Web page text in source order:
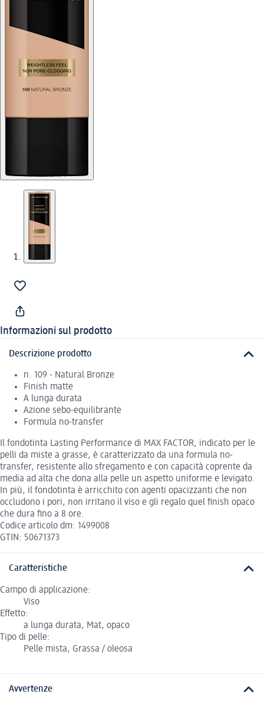
Informazioni sul prodotto
Descrizione prodotto
n. 109 - Natural Bronze
Finish matte
A lunga durata
Azione sebo-equilibrante
Formula no-transfer
Il fondotinta Lasting Performance di MAX FACTOR, indicato per le
pelli da miste a grasse, è caratterizzato da una formula no-
transfer, resistente allo sfregamento e con capacità coprente da
media ad alta che dona alla pelle un aspetto uniforme e levigato.
In più, il fondotinta è arricchito con agenti opacizzanti che non
occludono i pori, non irritano il viso e gli regalo quel finish opaco
che dura fino a 8 ore.
Codice articolo dm: 1499008
GTIN: 50671373
Caratteristiche
Campo di applicazione:
Viso
Effetto:
a lunga durata, Mat, opaco
Tipo di pelle:
Pelle mista, Grassa / oleosa
Avvertenze